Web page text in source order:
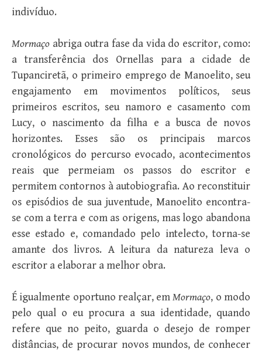
indivíduo.
Mormaço abriga outra fase da vida do escritor, como:
a transferência dos Ornellas para a cidade de
Tupanciretã, o primeiro emprego de Manoelito, seu
engajamento em movimentos políticos, seus
primeiros escritos, seu namoro e casamento com
Lucy, o nascimento da filha e a busca de novos
horizontes. Esses são os principais marcos
cronológicos do percurso evocado, acontecimentos
reais que permeiam os passos do escritor e
permitem contornos à autobiografia. Ao reconstituir
os episódios de sua juventude, Manoelito encontra-
se com a terra e com as origens, mas logo abandona
esse estado e, comandado pelo intelecto, torna-se
amante dos livros. A leitura da natureza leva o
escritor a elaborar a melhor obra.
É igualmente oportuno realçar, emMormaço, o modo
pelo qual o eu procura a sua identidade, quando
refere que no peito, guarda o desejo de romper
distâncias, de procurar novos mundos, de conhecer